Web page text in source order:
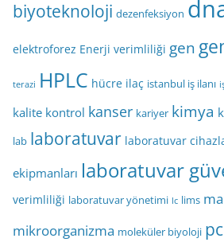
biyoteknoloji dezenfeksiyon
elektroforez Enerji verimliliği gen
terazi HPLC hücre ilaç istanbul iş ilanı
kalite kontrol kanser kariyer kimya
lab laboratuvar laboratuvar
ekipmanları laboratuvar
verimliliği laboratuvar yönetimi lc lims
mikroorganizma moleküler biyoloji